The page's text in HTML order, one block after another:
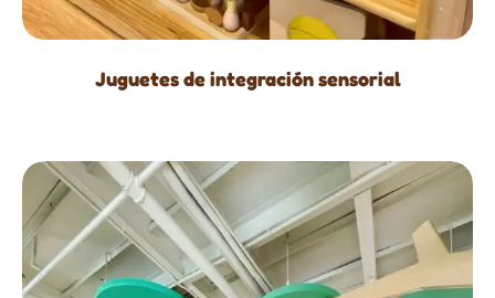
Juguetes de integración sensorial